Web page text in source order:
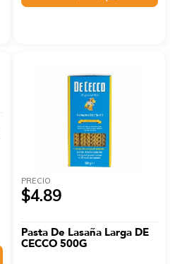
PRECIO
$4.89
Pasta De Lasaña Larga DE
CECCO 500G